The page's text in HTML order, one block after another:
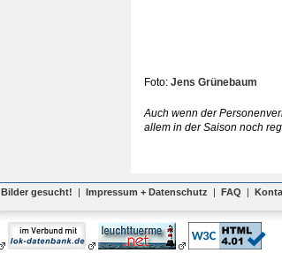
Foto: Jens Grünebaum
Auch wenn der
allem in der Saison noch
Bilder gesucht! | Impressum + Datenschutz | FAQ |